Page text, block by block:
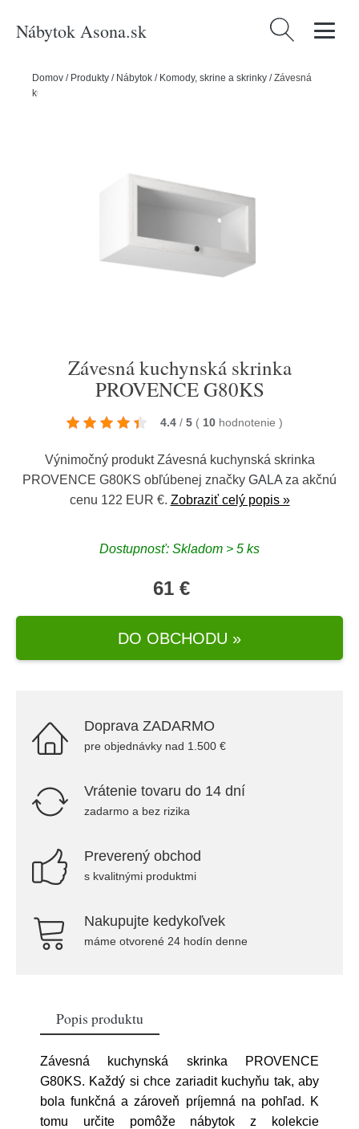
Nábytok Asona.sk Hľadať:
Domov / Produkty / Nábytok / Komody, skrine a skrinky /Závesná
kuchynská skrinka PROVENCE G80KS
Závesná kuchynská skrinka
PROVENCE G80KS
4.4 / 5 ( 10 hodnotenie )
Výnimočný produkt Závesná kuchynská skrinka
PROVENCE G80KS obľúbenej značky GALA za akčnú
cenu 122 EUR €. Zobraziť celý popis »
Dostupnosť: Skladom > 5 ks
61 €
DO OBCHODU »
Doprava ZADARMO
pre objednávky nad 1.500 €
Vrátenie tovaru do 14 dní
zadarmo a bez rizika
Preverený obchod
s kvalitnými produktmi
Nakupujte kedykoľvek
máme otvorené 24 hodín denne
Popis produktu
Závesná kuchynská skrinka PROVENCE
G80KS. Každý si chce zariadit kuchyňu tak, aby
bola funkčná a zároveň príjemná na pohľad. K
tomu určite pomôže nábytok z kolekcie